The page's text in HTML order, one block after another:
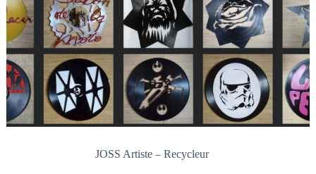
JOSS Artiste – Recycleur